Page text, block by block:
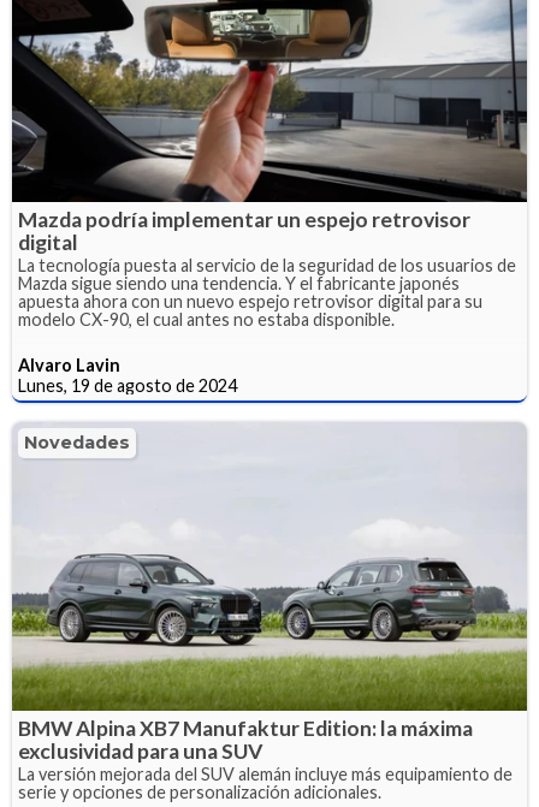
Mazda podría implementar un espejo retrovisor
digital
La tecnología puesta al servicio de la seguridad de los usuarios de
Mazda sigue siendo una tendencia. Y el fabricante japonés
apuesta ahora con un nuevo espejo retrovisor digital para su
modelo CX-90, el cual antes no estaba disponible.
Alvaro Lavin
Lunes, 19 de agosto de 2024
Novedades
BMW Alpina XB7 Manufaktur Edition: la máxima
exclusividad para una SUV
La versión mejorada del SUV alemán incluye más equipamiento de
serie y opciones de personalización adicionales.